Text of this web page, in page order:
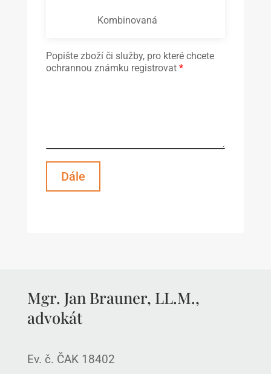
Kombinovaná
Popište zboží či služby, pro které chcete
ochrannou známku registrovat *
Dále
Mgr. Jan Brauner, LL.M.,
advokát
Ev. č. ČAK 18402